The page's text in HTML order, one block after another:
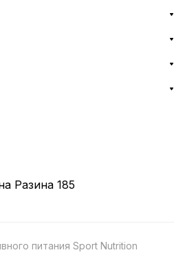
Разина 185
питания Sport Nutrition